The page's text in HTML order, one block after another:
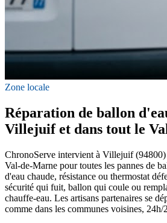
Zone locale
Réparation de ballon
Villejuif et dans tout le
ChronoServe intervient à Villejuif (94800)
Val-de-Marne pour toutes les pannes de
d'eau chaude, résistance ou thermostat
sécurité qui fuit, ballon qui coule ou
chauffe-eau. Les artisans partenaires se
comme dans les communes voisines, 24h/